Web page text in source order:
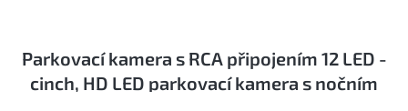
Parkovací kamera s RCA připojením 12 LED -
cinch, HD LED parkovací kamera s nočním